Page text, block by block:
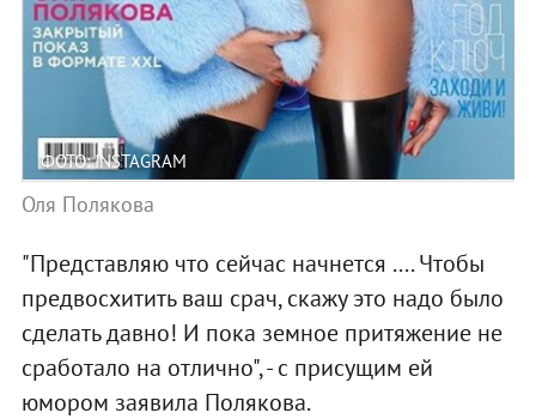
ФОТО: INSTAGRAM
Оля Полякова
"Представляю что сейчас начнется .... Чтобы
предвосхитить ваш срач, скажу это надо было
сделать давно! И пока земное притяжение не
сработало на отлично", - с присущим ей
юмором заявила Полякова.